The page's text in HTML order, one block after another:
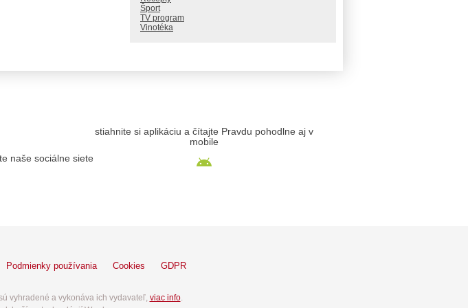
Šport
TV program
Vinotéka
naše sociálne siete
stiahnite si aplikáciu a čítajte Pravdu pohodlne aj v
mobile
Podmienky používania Cookies GDPR
vyhradené a vykonáva ich vydavateľ, viac info.